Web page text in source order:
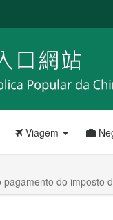
Viagem
do imposto